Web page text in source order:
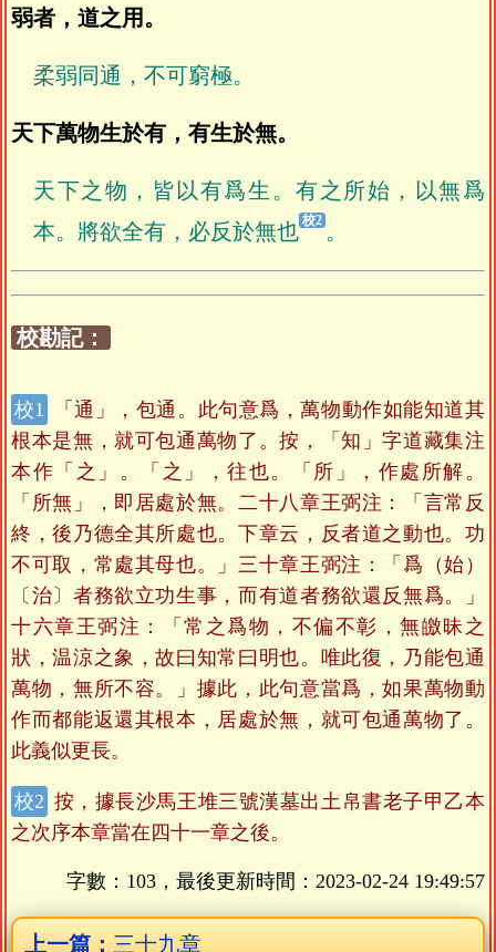
弱者，道之用。
柔弱同通，不可窮極。
天下萬物生於有，有生於無。
天下之物，皆以有爲生。有之所始，以無爲
本。將欲全有，必反於無也
校勘記：
「通」，包通。此句意爲，萬物動作如能知道其
根本是無，就可包通萬物了。按，「知」字道藏集注
本作「之」。「之」，往也。「所」，作處所解。
「所無」，即居處於無。二十八章王弼注：「言常反
終，後乃德全其所處也。下章云，反者道之動也。功
不可取，常處其母也。」三十章王弼注：「爲（始）
〔治〕者務欲立功生事，而有道者務欲還反無爲。」
十六章王弼注：「常之爲物，不偏不彰，無皦昧之
狀，温涼之象，故曰知常曰明也。唯此復，乃能包通
萬物，無所不容。」據此，此句意當爲，如果萬物動
作而都能返還其根本，居處於無，就可包通萬物了。
此義似更長。
按，據長沙馬王堆三號漢墓出土帛書老子甲乙本
之次序本章當在四十一章之後。
字數：103，最後更新時間： 2023-02-24 19:49:57
上一篇： 三十九章